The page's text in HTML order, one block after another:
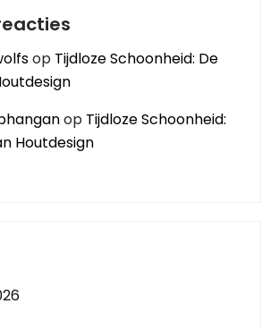
op Tijdloze Schoonheid: De
op Tijdloze Schoonheid:
Houtdesign